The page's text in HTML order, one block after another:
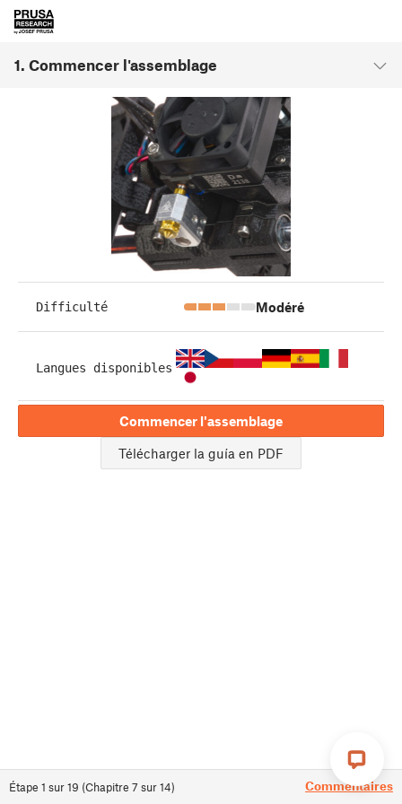
1. Commencer l'assemblage
Étape 1 sur19 (Chapitre 7 sur14) Commentaires
Difficulté Modéré
Langues disponibles
Commencer l'assemblage
Télécharger la guía en PDF